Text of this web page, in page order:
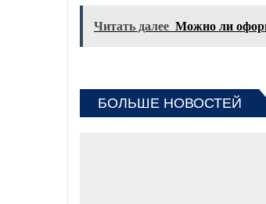
Читать далее Можно ли
БОЛЬШЕ НОВОСТЕЙ